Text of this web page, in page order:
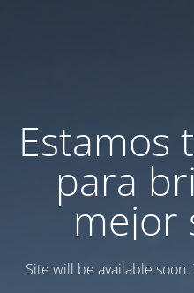
Estamos
para
mejor
Site will be available soon.